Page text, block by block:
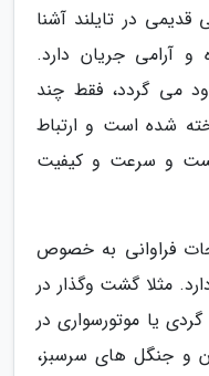
در تایلند آشنا
آرامی جریان دارد.
می گردد، فقط چند
شده است و ارتباط
و سرعت و کیفیت
فراوانی به خصوص
مثلا گشت وگذار در
یا موتورسواری در
و جنگل های سرسبز،